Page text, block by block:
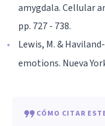
amygdala. Cellular
pp. 727 - 738.
Lewis, M. &
emotions. Nueva
CÓMO CITAR